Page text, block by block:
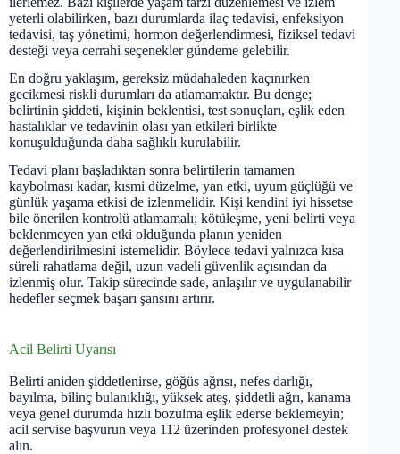
yeterli olabilirken, bazı durumlarda ilaç tedavisi, enfeksiyon
tedavisi, taş yönetimi, hormon değerlendirmesi, fiziksel tedavi
desteği veya cerrahi seçenekler gündeme gelebilir.
En doğru yaklaşım, gereksiz müdahaleden kaçınırken
gecikmesi riskli durumları da atlamamaktır. Bu denge;
belirtinin şiddeti, kişinin beklentisi, test sonuçları, eşlik eden
hastalıklar ve tedavinin olası yan etkileri birlikte
konuşulduğunda daha sağlıklı kurulabilir.
Tedavi planı başladıktan sonra belirtilerin tamamen
kaybolması kadar, kısmi düzelme, yan etki, uyum güçlüğü ve
günlük yaşama etkisi de izlenmelidir. Kişi kendini iyi hissetse
bile önerilen kontrolü atlamamalı; kötüleşme, yeni belirti veya
beklenmeyen yan etki olduğunda planın yeniden
değerlendirilmesini istemelidir. Böylece tedavi yalnızca kısa
süreli rahatlama değil, uzun vadeli güvenlik açısından da
izlenmiş olur. Takip sürecinde sade, anlaşılır ve uygulanabilir
hedefler seçmek başarı şansını artırır.
Acil Belirti Uyarısı
Belirti aniden şiddetlenirse, göğüs ağrısı, nefes darlığı,
bayılma, bilinç bulanıklığı, yüksek ateş, şiddetli ağrı, kanama
veya genel durumda hızlı bozulma eşlik ederse beklemeyin;
acil servise başvurun veya 112 üzerinden profesyonel destek
alın.